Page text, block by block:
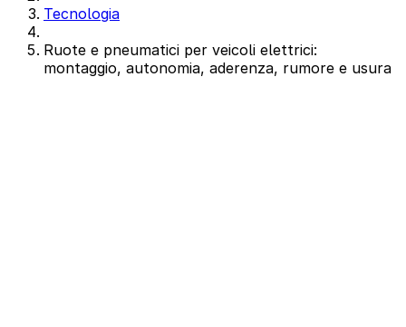
Tecnologia
Ruote e pneumatici per veicoli elettrici:
montaggio, autonomia, aderenza, rumore e usura